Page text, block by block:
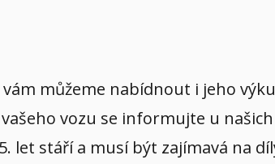
můžeme nabídnout i jeho
vozu se informujte u
let stáří a musí být zajímavá na